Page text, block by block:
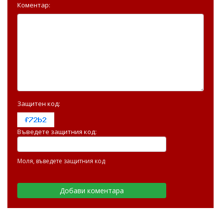
Коментар:
Защитен код:
Въведете защитния код:
Моля, въведете защитния код